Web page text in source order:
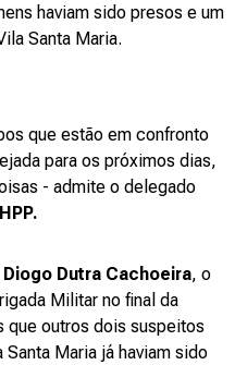
haviam sido presos e um
Santa Maria.
que estão em confronto
para os próximos dias,
- admite o delegado
Diogo Dutra Cachoeira, o
Militar no final da
que outros dois suspeitos
Maria já haviam sido